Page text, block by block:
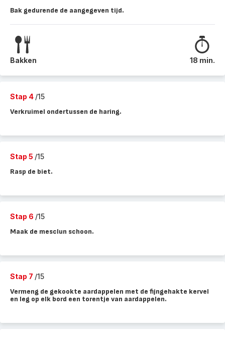
Bak gedurende de aangegeven tijd.
Bakken 18 min.
Stap 4 /15
Verkruimel ondertussen de haring.
Stap 5 /15
Rasp de biet.
Stap 6 /15
Maak de mesclun schoon.
Stap 7 /15
Vermeng de gekookte aardappelen met de fijngehakte kervel
en leg op elk bord een torentje van aardappelen.